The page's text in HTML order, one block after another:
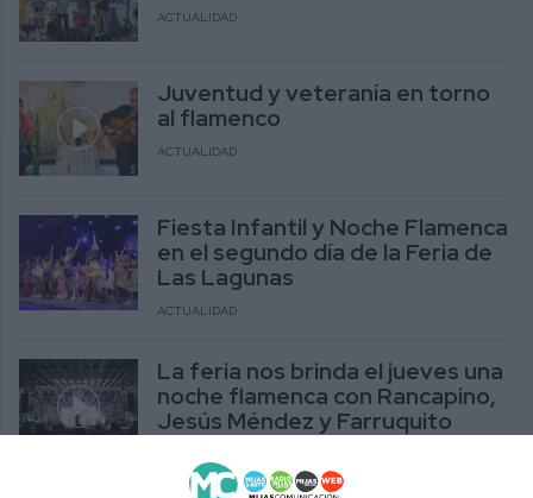
ACTUALIDAD
Juventud y veteranía en torno
al flamenco
ACTUALIDAD
Fiesta Infantil y Noche Flamenca
en el segundo día de la Feria de
Las Lagunas
ACTUALIDAD
La feria nos brinda el jueves una
noche flamenca con Rancapino,
Jesús Méndez y Farruquito